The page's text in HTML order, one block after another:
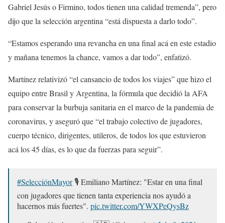
Gabriel Jesús o Firmino, todos tienen una calidad tremenda”, pero
dijo que la selección argentina “está dispuesta a darlo todo”.
“Estamos esperando una revancha en una final acá en este estadio
y mañana tenemos la chance, vamos a dar todo”, enfatizó.
Martínez relativizó “el cansancio de todos los viajes” que hizo el
equipo entre Brasil y Argentina, la fórmula que decidió la AFA
para conservar la burbuja sanitaria en el marco de la pandemia de
coronavirus, y aseguró que “el trabajo colectivo de jugadores,
cuerpo técnico, dirigentes, utileros, de todos los que estuvieron
acá los 45 días, es lo que da fuerzas para seguir”.
#SelecciónMayor🎙 Emiliano Martínez: "Estar en una final
con jugadores que tienen tanta experiencia nos ayudó a
hacernos más fuertes". pic.twitter.com/YWXPeQysBz